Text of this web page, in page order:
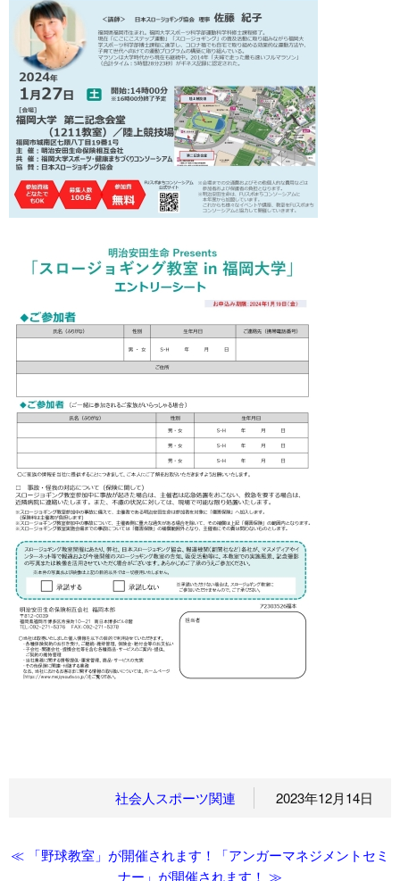
社会人スポーツ関連 2023年12月14日
≪ 「野球教室」が開催されます！
「アンガーマネジメントセミ
ナー」が開催されます！ ≫